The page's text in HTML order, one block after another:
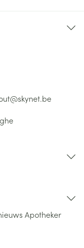
skynet.be
Apotheker